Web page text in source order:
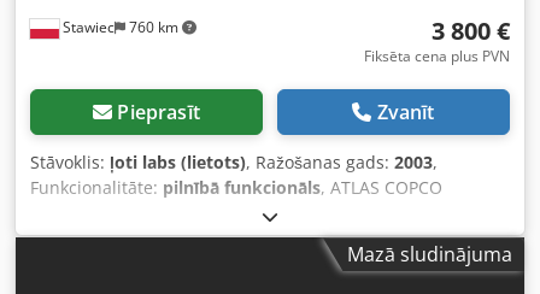
Stawiec 760 km 3 800 €
Fiksēta cena plus PVN
Pieprasīt Zvanīt
Stāvoklis: ļoti labs (lietots), Ražošanas gads: 2003,
Funkcionalitāte: pilnībā funkcionāls, ATLAS COPCO
GA18VSDFF skrūvju kompresors ar frekvences pārveidotāju
un gaisa žāvētāju, pēc apkopes. Tehniskie dati: jauda: 3,24
m³/min; motora jauda: 18,5 kW; maksimālais spiediens:
Mazā sludinājuma